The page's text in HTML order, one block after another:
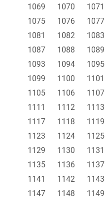
1069
1070 1071
1075
1076 1077
1081
1082 1083
1087
1088 1089
1093
1094 1095
1099
1100 1101
1105
1106 1107
1111
1112 1113
1117
1118 1119
1123
1124 1125
1129
1130 1131
1135
1136 1137
1141
1142 1143
1147
1148 1149